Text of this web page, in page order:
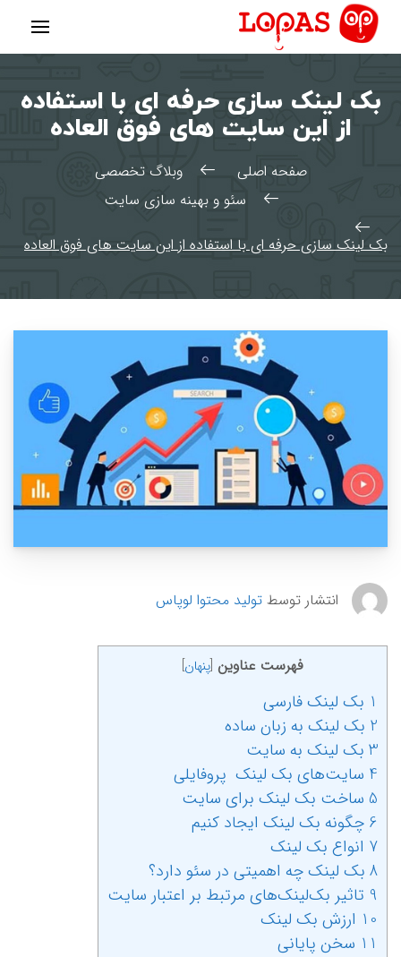
پرش
محتوا
بک لینک سازی حرفه ای با استفاده
از این سایت های فوق العاده
صفحه اصلی
وبلاگ تخصصی
سئو و بهینه سازی سایت
بک لینک سازی حرفه ای با استفاده از این سایت های فوق العاده
انتشار توسط تولید محتوا لوپاس
فهرست عناوین [پنهان]
1 بک لینک فارسی
2 بک لینک به زبان ساده
3 بک لینک به سایت
4 سایت‌های بک لینک پروفایلی
5 ساخت بک لینک برای سایت
6 چگونه بک لینک ایجاد کنیم
7 انواع بک لینک
8 بک لینک چه اهمیتی در سئو دارد؟
9 تاثیر بک‌لینک‌های مرتبط بر اعتبار سایت
10 ارزش بک لینک
11 سخن پایانی